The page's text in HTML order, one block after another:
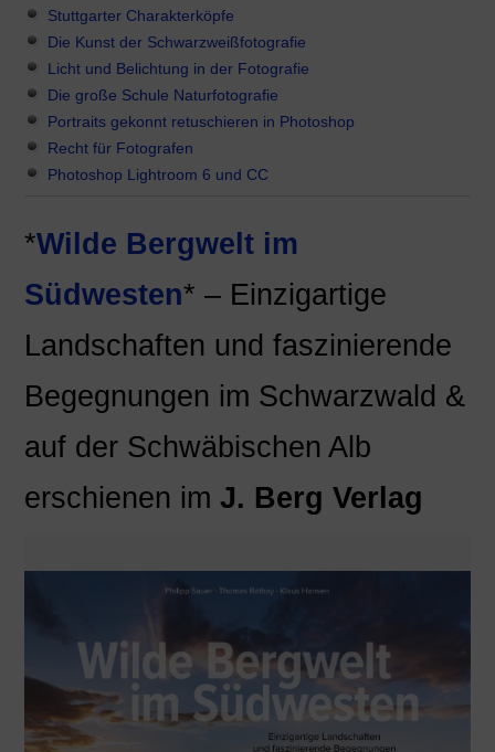
Stuttgarter Charakterköpfe
Die Kunst der Schwarzweißfotografie
Licht und Belichtung in der Fotografie
Die große Schule Naturfotografie
Portraits gekonnt retuschieren in Photoshop
Recht für Fotografen
Photoshop Lightroom 6 und CC
*Wilde Bergwelt im
Südwesten* – Einzigartige
Landschaften und faszinierende
Begegnungen im Schwarzwald &
auf der Schwäbischen Alb
erschienen im J. Berg Verlag